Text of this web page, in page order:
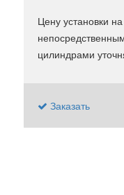
Цену установки
цилиндрами
Заказать